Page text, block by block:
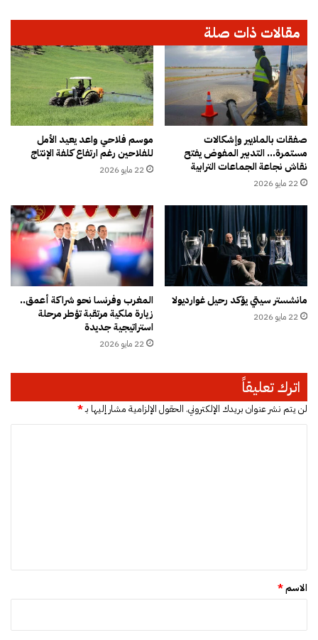
ل
ن
د
ح
ا
ر
خ
ر
ج
ا
ل
ت
ح
ا
ل
ف
ا
ي
ي
ق
و
ق
ل
أ
مقالات ذات صلة
صفقات بالملايير وإشكالات
مستمرة… التدبير المفوض يفتح
نقاش نجاعة الجماعات الترابية
22 مايو 2026
موسم فلاحي واعد يعيد الأمل
للفلاحين رغم ارتفاع كلفة الإنتاج
22 مايو 2026
مانشستر سيتي يؤكد رحيل غوارديولا
22 مايو 2026
المغرب وفرنسا نحو شراكة أعمق..
زيارة ملكية مرتقبة تؤطر مرحلة
استراتيجية جديدة
22 مايو 2026
اترك تعليقاً
لن يتم نشر عنوان بريدك الإلكتروني. الحقول الإلزامية مشار إليها بـ*
*
الاسم*